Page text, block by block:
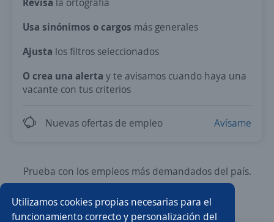
Utilizamos cookies propias necesarias para el
funcionamiento correcto y personalización del
Usa sinónimos o cargos más generales
Ajusta los filtros seleccionados
O crea una alerta y te avisamos cuando haya una
vacante con tus criterios
Nuevas ofertas de empleo Avísame
Prueba con los empleos más demandados del país.
Asesor/a comercial Asesor/a comercial freelance